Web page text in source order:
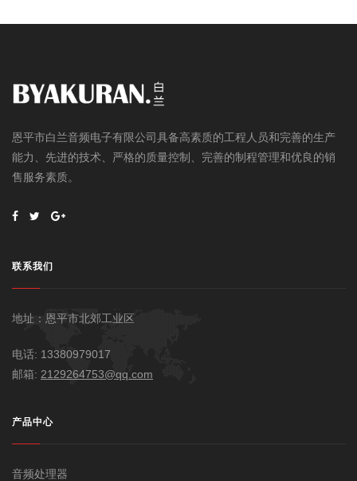
恩平市白兰音频电子有限公司具备高素质的工程人员和完善的生产
能力、先进的技术、严格的质量控制、完善的制程管理和优良的销
售服务素质。
联系我们
地址：恩平市北郊工业区
电话: 13380979017
邮箱: 2129264753@qq.com
产品中心
音频处理器